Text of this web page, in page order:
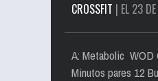
CROSSFIT | EL 23
A: Metabolic WOD
Minutos pares 12